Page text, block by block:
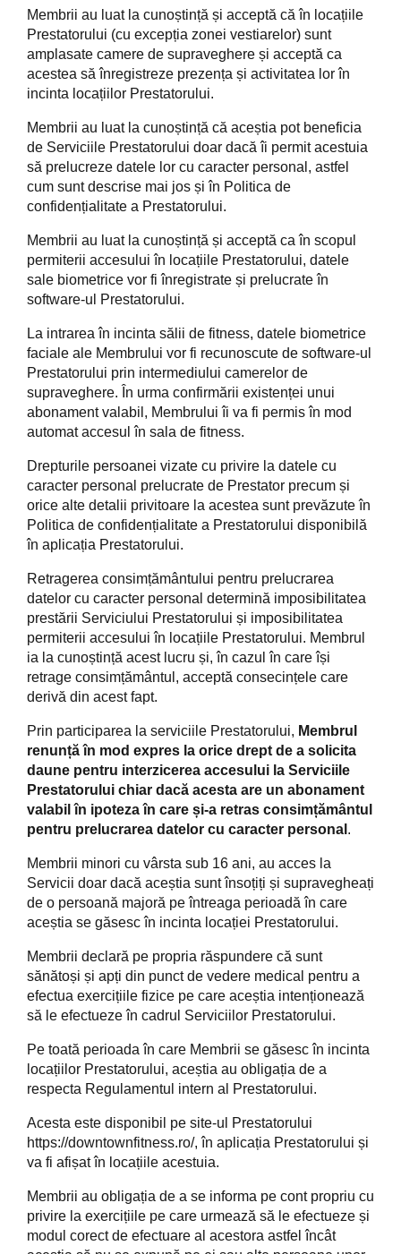
Membrii au luat la cunoștință și acceptă că în locațiile
Prestatorului (cu excepția zonei vestiarelor) sunt
amplasate camere de supraveghere și acceptă ca
acestea să înregistreze prezența și activitatea lor în
incinta locațiilor Prestatorului.
Membrii au luat la cunoștință că aceștia pot beneficia
de Serviciile Prestatorului doar dacă îi permit acestuia
să prelucreze datele lor cu caracter personal, astfel
cum sunt descrise mai jos și în Politica de
confidențialitate a Prestatorului.
Membrii au luat la cunoștință și acceptă ca în scopul
permiterii accesului în locațiile Prestatorului, datele
sale biometrice vor fi înregistrate și prelucrate în
software-ul Prestatorului.
La intrarea în incinta sălii de fitness, datele biometrice
faciale ale Membrului vor fi recunoscute de software-ul
Prestatorului prin intermediului camerelor de
supraveghere. În urma confirmării existenței unui
abonament valabil, Membrului îi va fi permis în mod
automat accesul în sala de fitness.
Drepturile persoanei vizate cu privire la datele cu
caracter personal prelucrate de Prestator precum și
orice alte detalii privitoare la acestea sunt prevăzute în
Politica de confidențialitate a Prestatorului disponibilă
în aplicația Prestatorului.
Retragerea consimțământului pentru prelucrarea
datelor cu caracter personal determină imposibilitatea
prestării Serviciului Prestatorului și imposibilitatea
permiterii accesului în locațiile Prestatorului. Membrul
ia la cunoștință acest lucru și, în cazul în care își
retrage consimțământul, acceptă consecințele care
derivă din acest fapt.
Prin participarea la serviciile Prestatorului, Membrul
renunță în mod expres la orice drept de a solicita
daune pentru interzicerea accesului la Serviciile
Prestatorului chiar dacă acesta are un abonament
valabil în ipoteza în care și-a retras consimțământul
pentru prelucrarea datelor cu caracter personal .
Membrii minori cu vârsta sub 16 ani, au acces la
Servicii doar dacă aceștia sunt însoțiți și supravegheați
de o persoană majoră pe întreaga perioadă în care
aceștia se găsesc în incinta locației Prestatorului.
Membrii declară pe propria răspundere că sunt
sănătoși și apți din punct de vedere medical pentru a
efectua exercițiile fizice pe care aceștia intenționează
să le efectueze în cadrul Serviciilor Prestatorului.
Pe toată perioada în care Membrii se găsesc în incinta
locațiilor Prestatorului, aceștia au obligația de a
respecta Regulamentul intern al Prestatorului.
Acesta este disponibil pe site-ul Prestatorului
https://downtownfitness.ro/, în aplicația Prestatorului și
va fi afișat în locațiile acestuia.
Membrii au obligația de a se informa pe cont propriu cu
privire la exercițiile pe care urmează să le efectueze și
modul corect de efectuare al acestora astfel încât